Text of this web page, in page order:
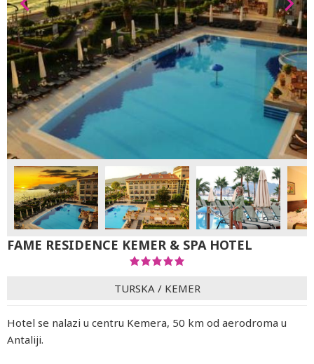
FAME RESIDENCE KEMER & SPA HOTEL
TURSKA / KEMER
Hotel se nalazi u centru Kemera, 50 km od aerodroma u
Antaliji.